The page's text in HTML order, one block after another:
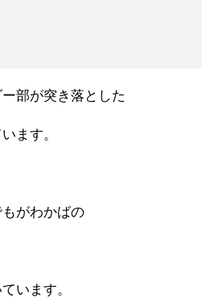
部が突き落とした
ます。
がわかばの
います。